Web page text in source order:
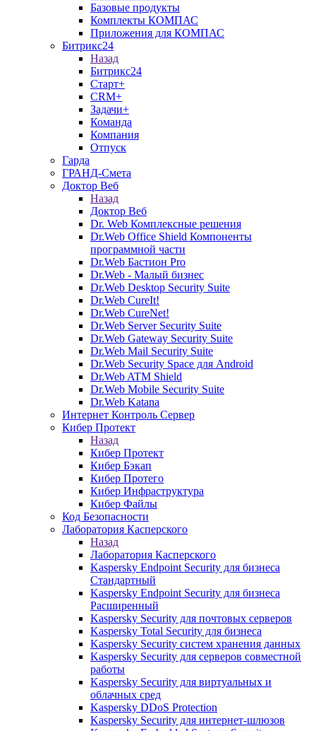
Базовые продукты
Комплекты КОМПАС
Приложения для КОМПАС
Битрикс24
Назад
Битрикс24
Старт+
CRM+
Задачи+
Команда
Компания
Отпуск
Гарда
ГРАНД-Смета
Доктор Веб
Назад
Доктор Веб
Dr. Web Комплексные решения
Dr.Web Office Shield Компоненты
программной части
Dr.Web Бастион Pro
Dr.Web - Малый бизнес
Dr.Web Desktop Security Suite
Dr.Web CureIt!
Dr.Web CureNet!
Dr.Web Server Security Suite
Dr.Web Gateway Security Suite
Dr.Web Mail Security Suite
Dr.Web Security Space для Android
Dr.Web ATM Shield
Dr.Web Mobile Security Suite
Dr.Web Katana
Интернет Контроль Сервер
Кибер Протект
Назад
Кибер Протект
Кибер Бэкап
Кибер Протего
Кибер Инфраструктура
Кибер Файлы
Код Безопасности
Лаборатория Касперского
Назад
Лаборатория Касперского
Kaspersky Endpoint Security для бизнеса
Стандартный
Kaspersky Endpoint Security для бизнеса
Расширенный
Kaspersky Security для почтовых серверов
Kaspersky Total Security для бизнеса
Kaspersky Security систем хранения данных
Kaspersky Security для серверов совместной
работы
Kaspersky Security для виртуальных и
облачных сред
Kaspersky DDoS Protection
Kaspersky Security для интернет-шлюзов